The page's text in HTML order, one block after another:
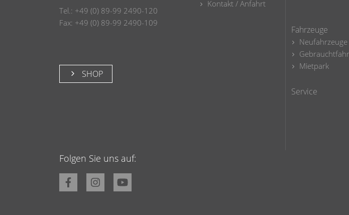
Tel.: +49 (0) 89-99 2490-120
Fax: +49 (0) 89-99 2490-109
SHOP
Kontakt / Anfahrt
Fahrzeuge
Neufahrzeuge
Mietpark
Service
Folgen Sie uns auf: